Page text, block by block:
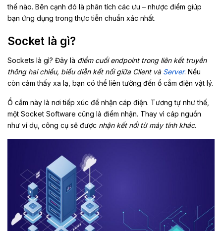
thế nào. Bên cạnh đó là phân tích các ưu – nhược điểm giúp
bạn ứng dụng trong thực tiễn chuẩn xác nhất.
Socket là gì?
Sockets là gì? Đây là điểm cuối endpoint trong liên kết truyền
thông hai chiều, biểu diễn kết nối giữa Client và Server. Nếu
còn cảm thấy xa lạ, bạn có thể liên tưởng đến ổ cắm điện vật lý.
Ổ cắm này là nơi tiếp xúc để nhận cáp điện. Tương tự như thế,
một Socket Software cũng là điểm nhận. Thay vì cáp nguồn
như ví dụ, công cụ sẽ được nhận kết nối từ máy tính khác.